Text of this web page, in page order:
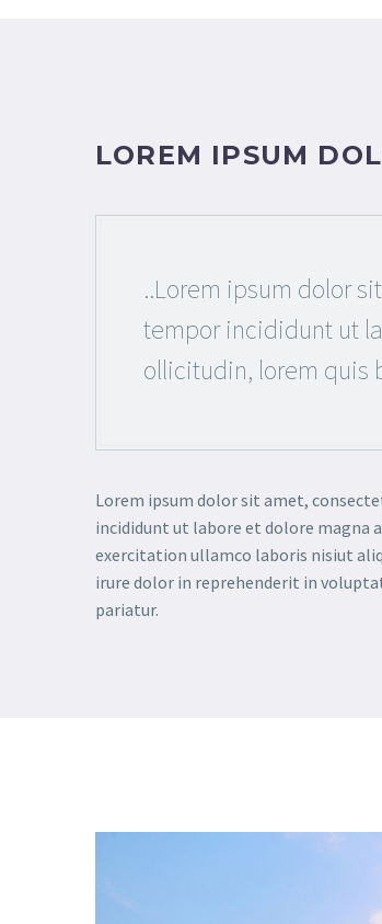
LOREM IPSUM
..Lorem ipsum dolor
tempor incididunt ut
ollicitudin, lorem quis
Lorem ipsum dolor sit amet,
incididunt ut labore et dolore magna
exercitation ullamco laboris nisiut
irure dolor in reprehenderit in
pariatur.